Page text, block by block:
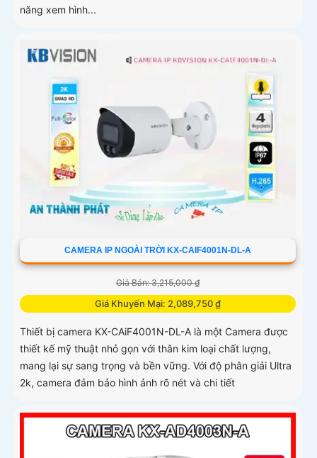
năng xem hình...
CAMERA IP NGOÀI TRỜI KX-CAIF4001N-DL-A
Giá Bán: 3,215,000 ₫
Giá Khuyến Mại: 2,089,750 ₫
Thiết bị camera KX-CAiF4001N-DL-A là một Camera được
thiết kế mỹ thuật nhỏ gọn với thân kim loại chất lượng,
mang lại sự sang trọng và bền vững. Với độ phân giải Ultra
2k, camera đảm bảo hình ảnh rõ nét và chi tiết